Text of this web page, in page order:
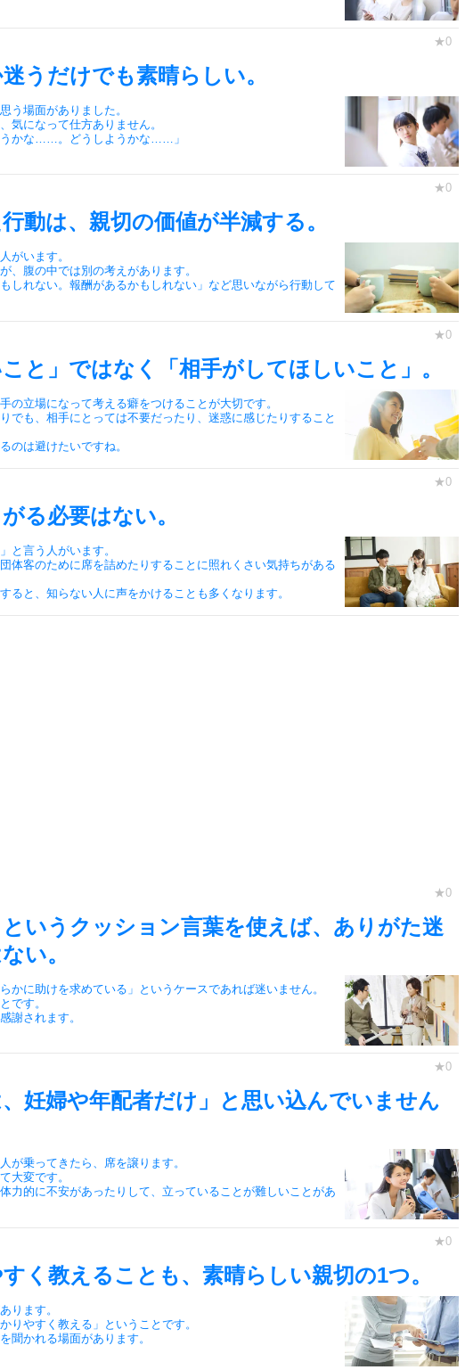
うだけでも素晴らしい。
う場面がありました。
気になって仕方ありません。
うかな……。どうしようかな……」
動は、親切の価値が半減する。
がいます。
、腹の中では別の考えがあります。
しれない。報酬があるかもしれない」など思いながら行動して
こと」ではなく「相手がしてほしいこと」。
の立場になって考える癖をつけることが大切です。
でも、相手にとっては不要だったり、迷惑に感じたりすること
のは避けたいですね。
る必要はない。
と言う人がいます。
体客のために席を詰めたりすることに照れくさい気持ちがある
ると、知らない人に声をかけることも多くなります。
というクッション言葉を使えば、ありがた迷
い。
かに助けを求めている」というケースであれば迷いません。
です。
謝されます。
、妊婦や年配者だけ」と思い込んでいません
が乗ってきたら、席を譲ります。
大変です。
力的に不安があったりして、立っていることが難しいことがあ
く教えることも、素晴らしい親切の1つ。
ります。
りやすく教える」ということです。
聞かれる場面があります。